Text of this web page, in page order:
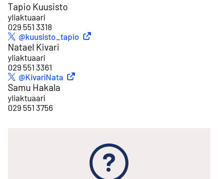
Tapio Kuusisto
yliaktuaari
029 551 3318
Ulkoinen linkkiTwitter
@kuusisto_tapio
Natael Kivari
yliaktuaari
029 551 3361
Ulkoinen linkkiTwitter
@KivariNata
Samu Hakala
yliaktuaari
029 551 3756